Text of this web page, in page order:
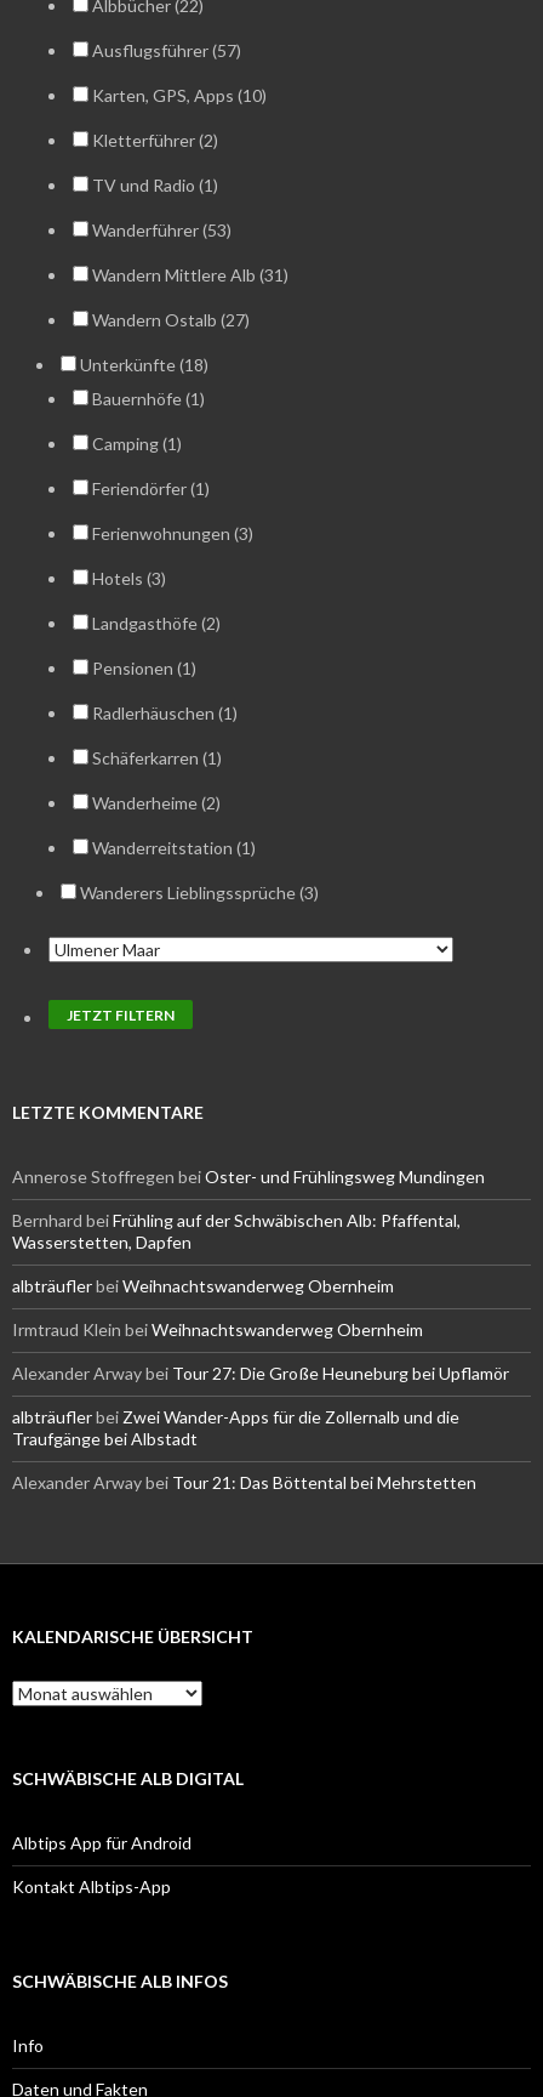
Albbücher (22)
Ausflugsführer (57)
Karten, GPS, Apps (10)
Kletterführer (2)
TV und Radio (1)
Wanderführer (53)
Wandern Mittlere Alb (31)
Wandern Ostalb (27)
Unterkünfte (18)
Bauernhöfe (1)
Camping (1)
Feriendörfer (1)
Ferienwohnungen (3)
Hotels (3)
Landgasthöfe (2)
Pensionen (1)
Radlerhäuschen (1)
Schäferkarren (1)
Wanderheime (2)
Wanderreitstation (1)
Wanderers Lieblingssprüche (3)
LETZTE KOMMENTARE
Annerose Stoffregen beiOster- und Frühlingsweg Mundingen
Bernhard beiFrühling auf der Schwäbischen Alb: Pfaffental,
Wasserstetten, Dapfen
albträuflerbeiWeihnachtswanderweg Obernheim
Irmtraud Klein beiWeihnachtswanderweg Obernheim
Alexander Arwaybei Tour 27: Die Große Heuneburg bei Upflamör
albträuflerbei Zwei Wander-Apps für die Zollernalb und die
Traufgänge bei Albstadt
Alexander Arwaybei Tour 21: Das Böttental bei Mehrstetten
KALENDARISCHE ÜBERSICHT
Kalendarische
Übersicht
SCHWÄBISCHE ALB DIGITAL
Albtips App für Android
Kontakt Albtips-App
SCHWÄBISCHE ALB INFOS
Info
Daten und Fakten